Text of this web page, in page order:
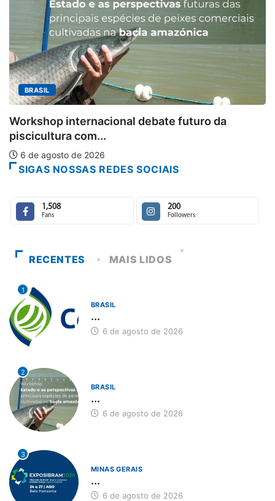
MINAS GERAIS
Aberto o credenciamento de imprensa para
6 de agosto de 2026
SIGAS NOSSAS REDES SOCIAIS
1,508
Fans
200
Followers
RECENTES MAIS LIDOS
1
BRASIL
...
6 de agosto de 2026
2
BRASIL
...
6 de agosto de 2026
3
MINAS GERAIS
...
6 de agosto de 2026